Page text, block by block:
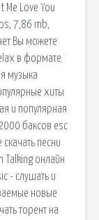
Me Love You
7,86 mb,
Вы можете
в формате.
музыка
хиты
и популярная
баксов esc
песни
Talking онлайн
- слушать и
новые
торент на